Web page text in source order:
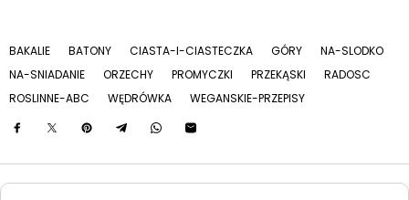
BAKALIE BATONY CIASTA-I-CIASTECZKA GÓRY
NA-SLODKO
NA-SNIADANIE
ORZECHY PROMYCZKI PRZEKĄSKI
RADOSC
ROSLINNE-ABC
WĘDRÓWKA WEGANSKIE-PRZEPISY